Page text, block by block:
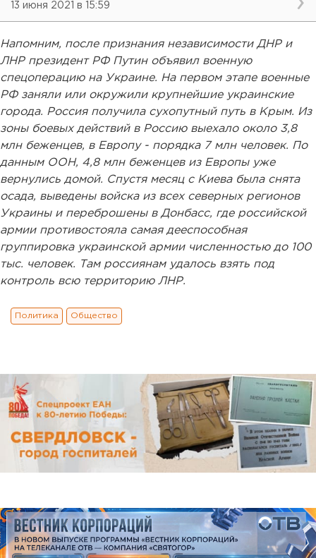
13 июня 2021 в 15:59
Напомним, после признания независимости ДНР и
ЛНР президент РФ Путин объявил военную
спецоперацию на Украине. На первом этапе военные
РФ заняли или окружили крупнейшие украинские
города. Россия получила сухопутный путь в Крым. Из
зоны боевых действий в Россию выехало около 3,8
млн беженцев, в Европу - порядка 7 млн человек. По
данным ООН, 4,8 млн беженцев из Европы уже
вернулись домой. Спустя месяц с Киева была снята
осада, выведены войска из всех северных регионов
Украины и переброшены в Донбасс, где российской
армии противостояла самая дееспособная
группировка украинской армии численностью до 100
тыс. человек. Там россиянам удалось взять под
контроль всю территорию ЛНР.
Политика Общество